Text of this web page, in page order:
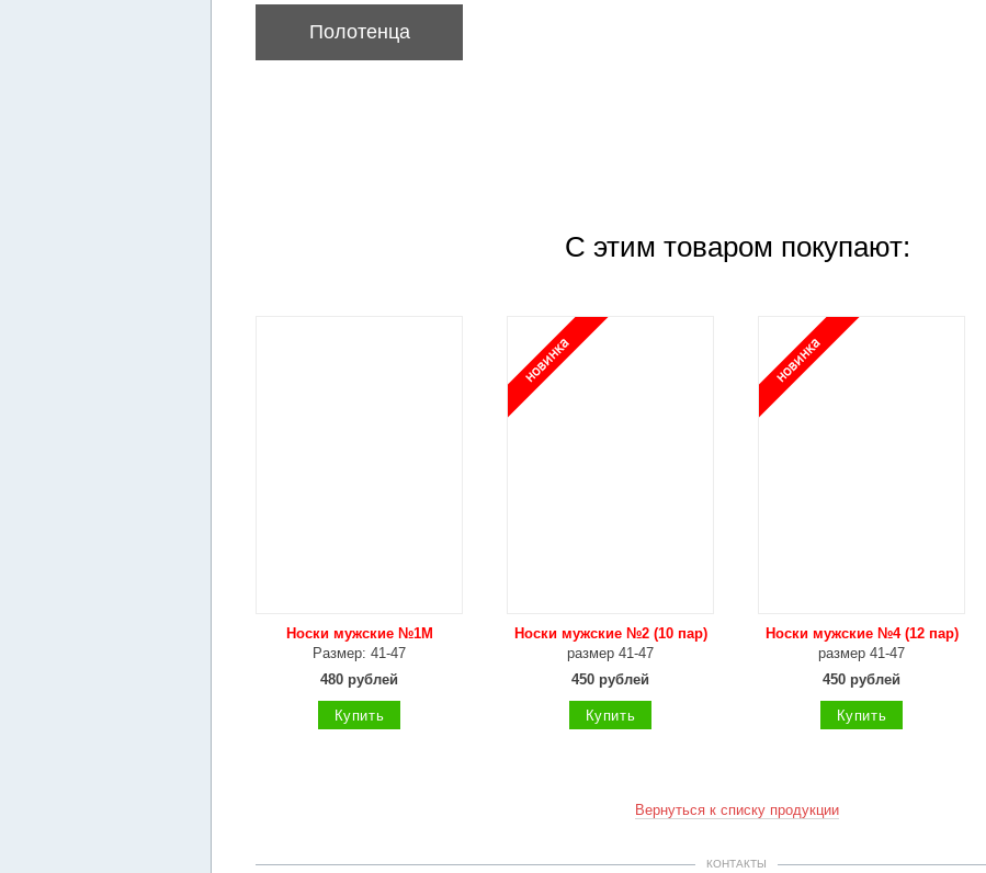
Полотенца
С этим товаром покупают:
Носки мужские №1М
Размер: 41-47
480 рублей
Купить
Носки мужские №2 (10 пар)
размер 41-47
450 рублей
Купить
Носки мужские №4 (12 пар)
размер 41-47
450 рублей
Купить
Вернуться к списку продукции
КОНТАКТЫ